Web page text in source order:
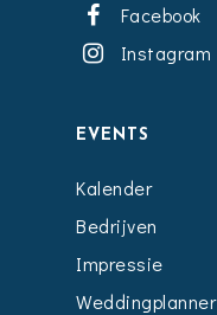
Facebook
Instagram
EVENTS
Kalender
Bedrijven
Impressie
Weddingplanner